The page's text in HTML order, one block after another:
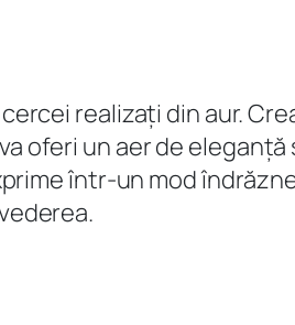
realizați din aur.
oferi un aer de
într-un mod